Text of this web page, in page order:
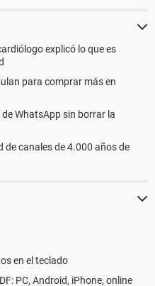
explicó lo que es
para comprar más en
WhatsApp sin borrar la
de canales de 4.000 años de
en el teclado
PC, Android, iPhone, online